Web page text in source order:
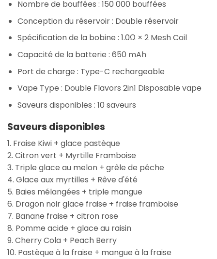
Nombre de bouffées : 150 000 bouffées
Conception du réservoir : Double réservoir
Spécification de la bobine : 1.0Ω × 2 Mesh Coil
Capacité de la batterie : 650 mAh
Port de charge : Type-C rechargeable
Vape Type : Double Flavors 2in1 Disposable vape
Saveurs disponibles : 10 saveurs
Saveurs disponibles
1. Fraise Kiwi + glace pastèque
2. Citron vert + Myrtille Framboise
3. Triple glace au melon + grêle de pêche
4. Glace aux myrtilles + Rêve d'été
5. Baies mélangées + triple mangue
6. Dragon noir glace fraise + fraise framboise
7. Banane fraise + citron rose
8. Pomme acide + glace au raisin
9. Cherry Cola + Peach Berry
10. Pastèque à la fraise + mangue à la fraise